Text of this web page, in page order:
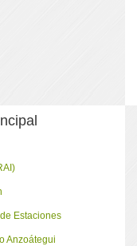
Estaciones
Anzoátegui